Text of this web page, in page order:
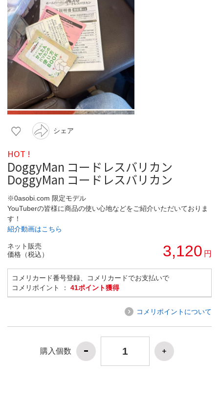
シェア
HOT !
DoggyMan コードレスバリカン
DoggyMan コードレスバリカン
※0asobi.com 限定モデル
YouTuberの皆様に商品の使い心地などをご紹介いただいておりま
す！
紹介動画はこちら
ネット販売
価格（税込）
3,120 円
コメリカード番号登録、コメリカードでお支払いで
コメリポイント ： 41ポイント獲得
コメリポイントについて
購入個数